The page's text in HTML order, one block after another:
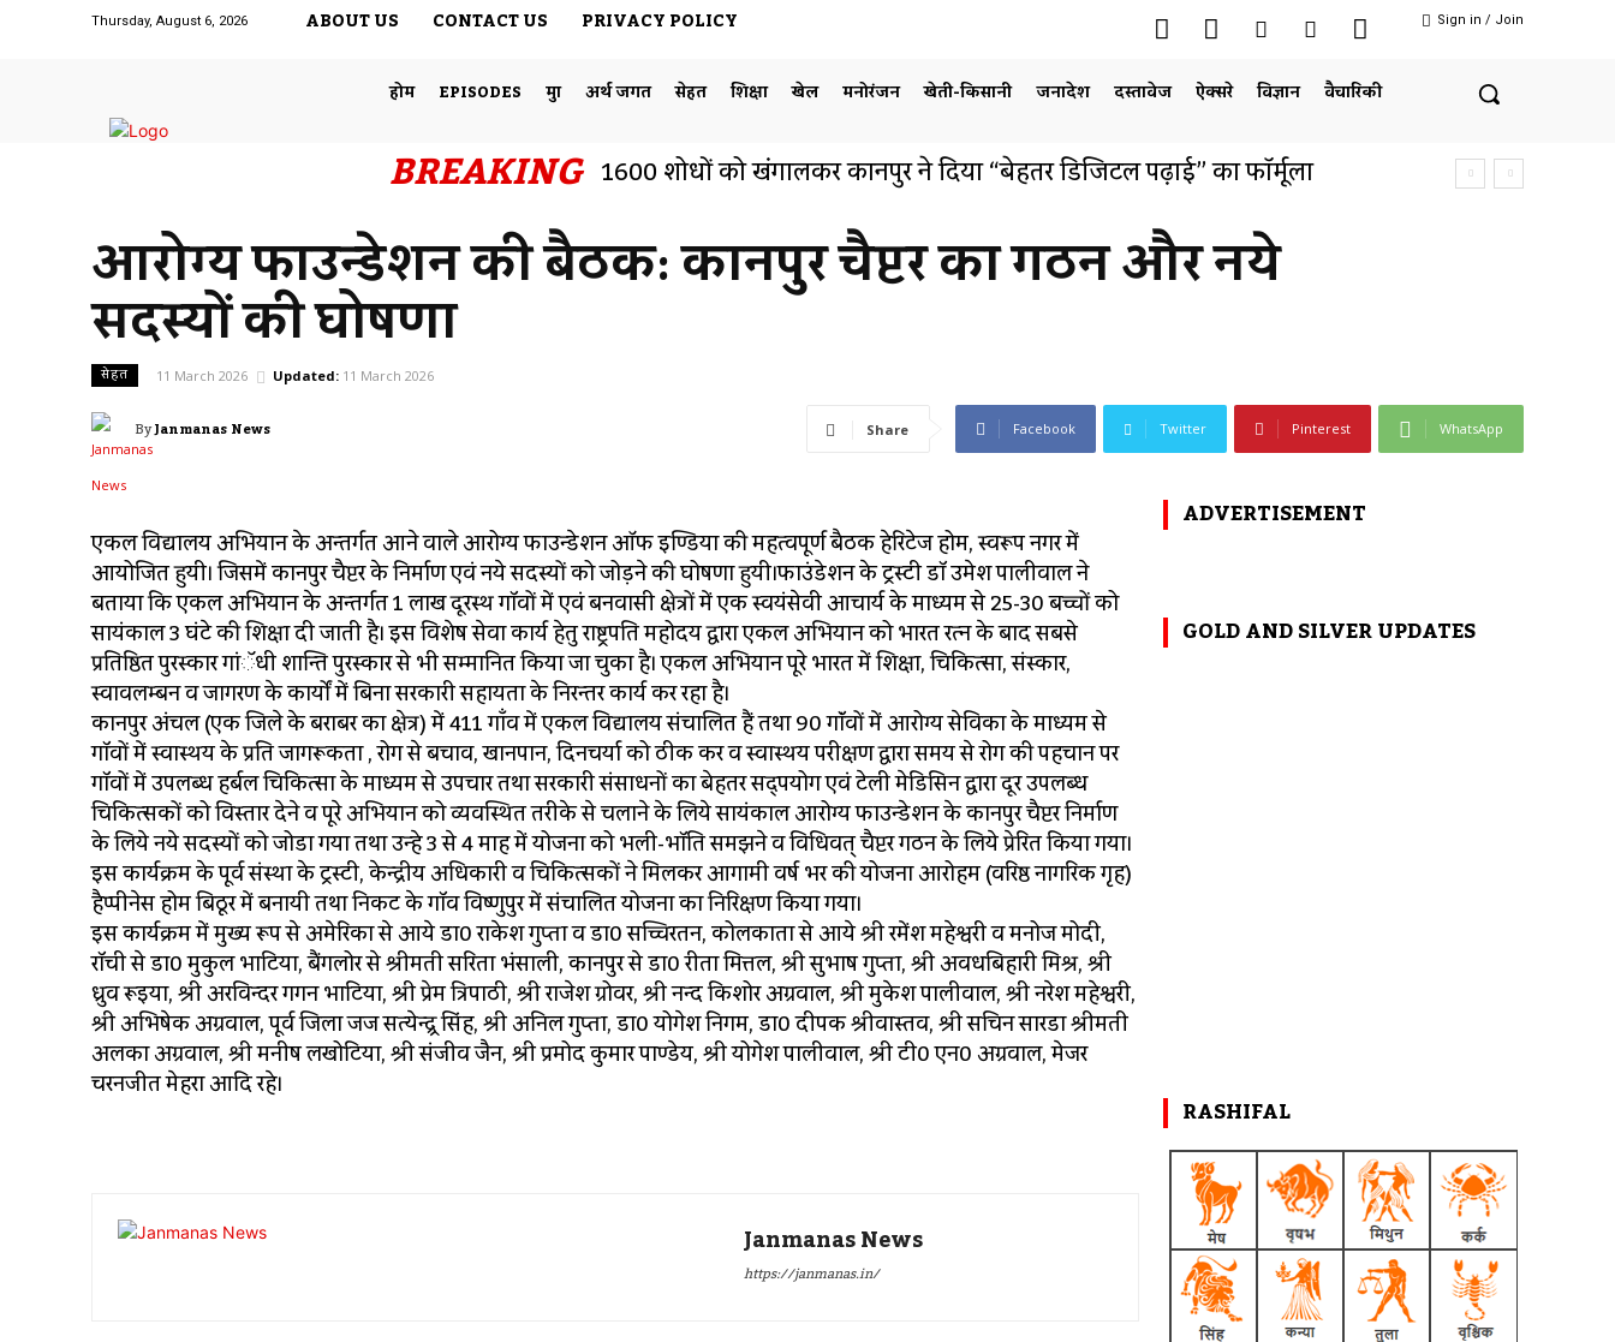
Thursday, August 6, 2026 ABOUT US CONTACT US PRIVACY POLICY Sign in / Join
होम EPISODES मुद्दा अर्थ जगत सेहत शिक्षा खेल मनोरंजन खेती-किसानी जनादेश दस्तावेज ऐक्सरे विज्ञान वैचारिकी
BREAKING 1600 शोधों को खंगालकर कानपुर ने दिया “बेहतर डिजिटल पढ़ाई” का फॉर्मूला
आरोग्य फाउन्डेशन की बैठक: कानपुर चैप्टर का गठन और नये
सदस्यों की घोषणा
सेहत 11 March 2026 Updated: 11 March 2026
ByJanmanas News Share Facebook Twitter Pinterest WhatsApp
एकल विद्यालय अभियान के अन्तर्गत आने वाले आरोग्य फाउन्डेशन ऑफ इण्डिया की महत्वपूर्ण बैठक हेरिटेज होम, स्वरूप नगर में
आयोजित हुयी। जिसमें कानपुर चैप्टर के निर्माण एवं नये सदस्यों को जोड़ने की घोषणा हुयी।फाउंडेशन के ट्रस्टी डॉ उमेश पालीवाल ने
बताया कि एकल अभियान के अन्तर्गत 1 लाख दूरस्थ गॉवों में एवं बनवासी क्षेत्रों में एक स्वयंसेवी आचार्य के माध्यम से 25-30 बच्चों को
सायंकाल 3 घंटे की शिक्षा दी जाती है। इस विशेष सेवा कार्य हेतु राष्ट्रपति महोदय द्वारा एकल अभियान को भारत रत्न के बाद सबसे
प्रतिष्ठित पुरस्कार गांॅधी शान्ति पुरस्कार से भी सम्मानित किया जा चुका है। एकल अभियान पूरे भारत में शिक्षा, चिकित्सा, संस्कार,
स्वावलम्बन व जागरण के कार्यों में बिना सरकारी सहायता के निरन्तर कार्य कर रहा है।
कानपुर अंचल (एक जिले के बराबर का क्षेत्र) में 411 गाँव में एकल विद्यालय संचालित हैं तथा 90 गॉंवों में आरोग्य सेविका के माध्यम से
गॉवों में स्वास्थय के प्रति जागरूकता , रोग से बचाव, खानपान, दिनचर्या को ठीक कर व स्वास्थय परीक्षण द्वारा समय से रोग की पहचान पर
गॉवों में उपलब्ध हर्बल चिकित्सा के माध्यम से उपचार तथा सरकारी संसाधनों का बेहतर सद्पयोग एवं टेली मेडिसिन द्वारा दूर उपलब्ध
चिकित्सकों को विस्तार देने व पूरे अभियान को व्यवस्थित तरीके से चलाने के लिये सायंकाल आरोग्य फाउन्डेशन के कानपुर चैप्टर निर्माण
के लिये नये सदस्यों को जोडा गया तथा उन्हे 3 से 4 माह में योजना को भली-भॉति समझने व विधिवत् चैप्टर गठन के लिये प्रेरित किया गया।
इस कार्यक्रम के पूर्व संस्था के ट्रस्टी, केन्द्रीय अधिकारी व चिकित्सकों ने मिलकर आगामी वर्ष भर की योजना आरोहम (वरिष्ठ नागरिक गृह)
हैप्पीनेस होम बिठूर में बनायी तथा निकट के गॉव विष्णुपुर में संचालित योजना का निरिक्षण किया गया।
इस कार्यक्रम में मुख्य रूप से अमेरिका से आये डा0 राकेश गुप्ता व डा0 सच्चिरतन, कोलकाता से आये श्री रमेंश महेश्वरी व मनोज मोदी,
रॉची से डा0 मुकुल भाटिया, बैंगलोर से श्रीमती सरिता भंसाली, कानपुर से डा0 रीता मित्तल, श्री सुभाष गुप्ता, श्री अवधबिहारी मिश्र, श्री
ध्रुव रूइया, श्री अरविन्दर गगन भाटिया, श्री प्रेम त्रिपाठी, श्री राजेश ग्रोवर, श्री नन्द किशोर अग्रवाल, श्री मुकेश पालीवाल, श्री नरेश महेश्वरी,
श्री अभिषेक अग्रवाल, पूर्व जिला जज सत्येन्द्र्र सिंह, श्री अनिल गुप्ता, डा0 योगेश निगम, डा0 दीपक श्रीवास्तव, श्री सचिन सारडा श्रीमती
अलका अग्रवाल, श्री मनीष लखोटिया, श्री संजीव जैन, श्री प्रमोद कुमार पाण्डेय, श्री योगेश पालीवाल, श्री टी0 एन0 अग्रवाल, मेजर
चरनजीत मेहरा आदि रहे।
Janmanas News
https://janmanas.in/
ADVERTISEMENT
GOLD AND SILVER UPDATES
RASHIFAL